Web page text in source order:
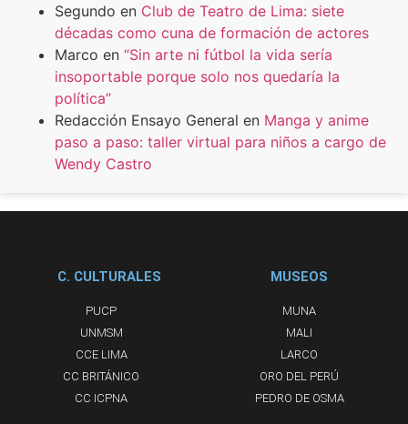
Segundo en Club de Teatro de Lima: siete
décadas como cuna de formación de actores
Marco en “Sin arte ni fútbol la vida sería
insoportable porque solo nos quedaría la
política”
Redacción Ensayo General en Manga y anime
paso a paso: taller virtual para niños a cargo de
Wendy Castro
C. CULTURALES
PUCP
UNMSM
CCE LIMA
CC BRITÁNICO
CC ICPNA
MUSEOS
MUNA
MALI
LARCO
ORO DEL PERÚ
PEDRO DE OSMA